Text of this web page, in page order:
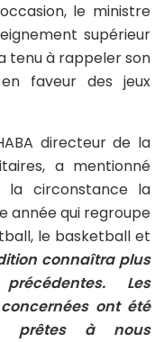
le ministre
supérieur
tenu à rappeler son
faveur des jeux
directeur de la
a mentionné
la circonstance la
année qui regroupe
le basketball et
connaîtra plus
Les
ont été
prêtes à nous